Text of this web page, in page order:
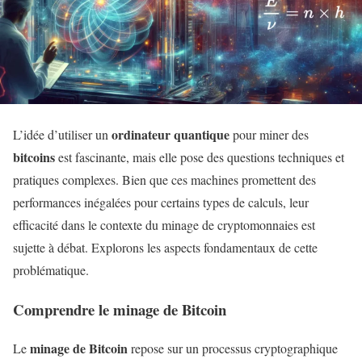
L’idée d’utiliser un ordinateur quantiquepour miner des
bitcoinsest fascinante, mais elle pose des questions techniques et
pratiques complexes. Bien que ces machines promettent des
performances inégalées pour certains types de calculs, leur
efficacité dans le contexte du minage de cryptomonnaies est
sujette à débat. Explorons les aspects fondamentaux de cette
problématique.
Comprendre le minage de Bitcoin
Leminage de Bitcoinrepose sur un processus cryptographique